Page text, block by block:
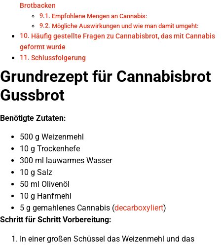
Brotbacken
Empfohlene Mengen an Cannabis:
Mögliche Auswirkungen und wie man damit umgeht:
Häufig gestellte Fragen zu Cannabisbrot, das mit Cannabis
geformt wurde
Schlussfolgerung
Grundrezept für Cannabisbrot
Gussbrot
Benötigte Zutaten:
500 g Weizenmehl
10 g Trockenhefe
300 ml lauwarmes Wasser
10 g Salz
50 ml Olivenöl
10 g Hanfmehl
5 g gemahlenes Cannabis (decarboxyliert)
Schritt für Schritt Vorbereitung:
In einer großen Schüssel das Weizenmehl und das